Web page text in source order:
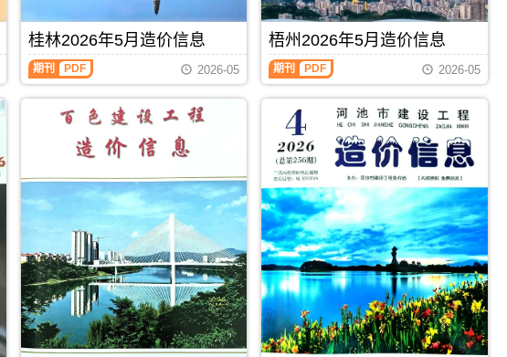
编
制
站
官
方
发
信
息
价
信
息
期
刊
港
工
程
设
计
概
于
建
材
参
考
价，
防
城
招
标
控
制
价
编
制，
百
色
市
建
材
价
格
汇
编，
百
色
市
造
价
信
息）
期
刊，
由
南
工
造
息
网
发
布，
南
宁
建
期
刊，
由
柳
州
市
建
程
造
价
信
息
网
发
布，
用
于
柳
州
工
程
桂林2026年5月造价信息
期刊 PDF 2026-05
梧州2026年5月造价信息
期刊 PDF 2026-05